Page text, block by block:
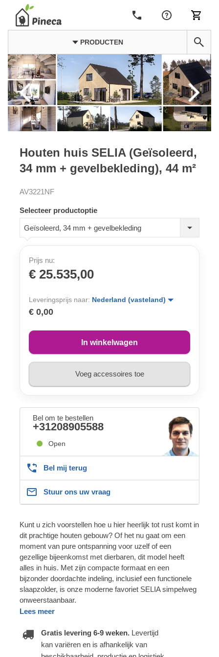
PRODUCTEN
Houten huis SELIA (Geïsoleerd,
34 mm + gevelbekleding), 44 m²
AV3221NF
Selecteer productoptie
Geïsoleerd, 34 mm + gevelbekleding
Prijs nu:
€ 25.535,00
Leveringsprijs naar: Nederland (vasteland)
€ 0,00
In winkelwagen
Voeg accessoires toe
Bel om te bestellen
+31208905588
Open
Bel mij terug
Stuur ons uw vraag
Kunt u zich voorstellen hoe u hier heerlijk tot rust komt in
dit prachtige houten gebouw? Of het nu gaat om een
moment van pure ontspanning voor uzelf of een
gezellige bijeenkomst met dierbaren, dit model heeft
alles in huis. Met zijn compacte formaat en een
bijzonder doordachte indeling, inclusief een functionele
slaapzolder, is onze moderne favoriet SELIA simpelweg
onweerstaanbaar.
Lees meer
Gratis levering 6-9 weken. Levertijd
kan variëren en is afhankelijk van